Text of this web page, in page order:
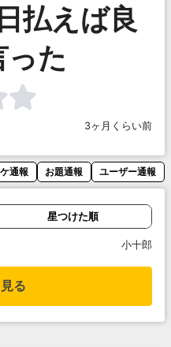
払えば良
った
3ヶ月くらい前
通報 お題通報 ユーザー通報
星つけた順
小十郎
る